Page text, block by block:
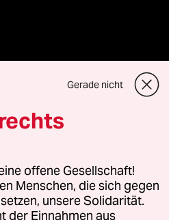
GmbH
Fragen oder für Genehmigungen
Gerade nicht
offene Gesellschaft!
Menschen, die sich gegen
unsere Solidarität.
der Einnahmen aus